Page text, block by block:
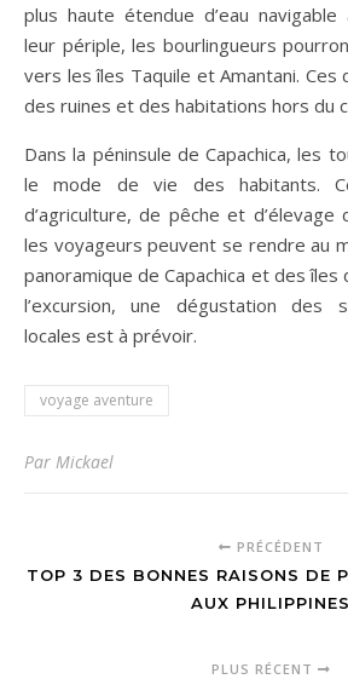
plus haute étendue d’eau
leur périple, les bourlingueurs
vers les îles Taquile et Amantani.
des ruines et des habitations hors du
Dans la péninsule de Capachica, les
le mode de vie des habitants.
d’agriculture, de pêche et
les voyageurs peuvent se rendre au
panoramique de Capachica et des îles
l’excursion, une dégustation des
locales est à prévoir.
voyage aventure
Par Mickael
PRÉCÉDENT
TOP 3 DES BONNES RAISONS DE
AUX PHILIPPINES
PLUS RÉCENT